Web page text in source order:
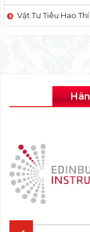
Vật Tư Tiêu Hao